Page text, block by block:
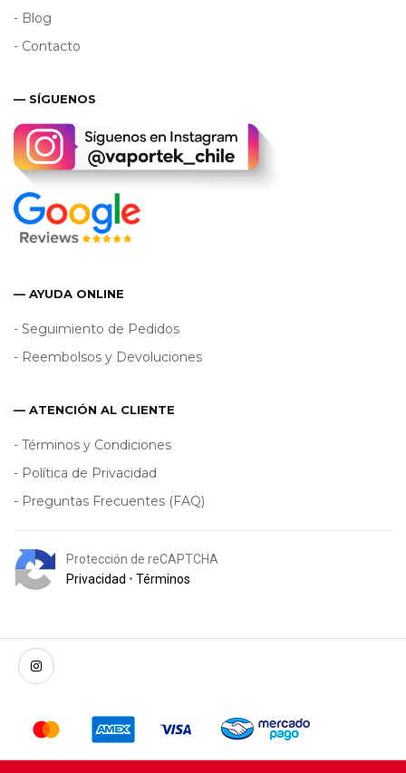
- Blog
- Contacto
— SÍGUENOS
— AYUDA ONLINE
- Seguimiento de Pedidos
- Reembolsos y Devoluciones
— ATENCIÓN AL CLIENTE
- Términos y Condiciones
- Política de Privacidad
- Preguntas Frecuentes (FAQ)
Protección de reCAPTCHA
Privacidad • Términos